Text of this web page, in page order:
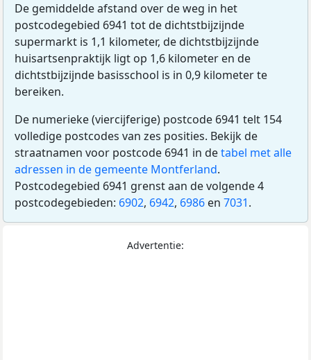
De gemiddelde afstand over de weg in het
postcodegebied 6941 tot de dichtstbijzijnde
supermarkt is 1,1 kilometer, de dichtstbijzijnde
huisartsenpraktijk ligt op 1,6 kilometer en de
dichtstbijzijnde basisschool is in 0,9 kilometer te
bereiken.
De numerieke (viercijferige) postcode 6941 telt 154
volledige postcodes van zes posities. Bekijk de
straatnamen voor postcode 6941 in detabel met alle
adressen in de gemeente Montferland.
Postcodegebied 6941 grenst aan de volgende 4
postcodegebieden: 6902, 6942, 6986 en 7031.
Advertentie: